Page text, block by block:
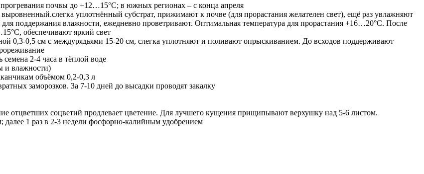
почвы до +12…15°С; в южных регионах – с конца апреля
уплотнённый субстрат, прижимают к почве (для прорастания желателен свет), ещё раз увлажняют
поддержания влажности, ежедневно проветривают. Оптимальная температура для прорастания +16…20°С. После
обеспечивают яркий свет
0,3-0,5 см с междурядьями 15-20 см, слегка уплотняют и поливают опрыскиванием. До всходов поддерживают
2-4 часа в тёплой воде
и влажности)
объёмом 0,2-0,3 л
заморозков. За 7-10 дней до высадки проводят закалку
отцветших соцветий продлевает цветение. Для лучшего кущения прищипывают верхушку над 5-6 листом.
1 раз в 2-3 недели фосфорно-калийным удобрением